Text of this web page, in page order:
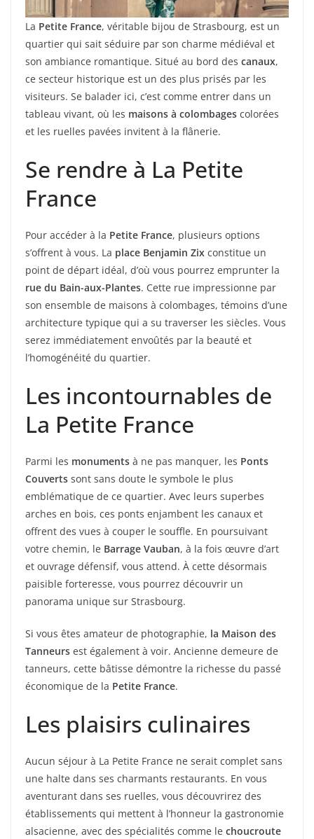
La Petite France, véritable bijou de Strasbourg, est un
quartier qui sait séduire par son charme médiéval et
son ambiance romantique. Situé au bord des canaux,
ce secteur historique est un des plus prisés par les
visiteurs. Se balader ici, c’est comme entrer dans un
tableau vivant, où les maisons à colombages colorées
et les ruelles pavées invitent à la flânerie.
Se rendre à La Petite
France
Pour accéder à la Petite France, plusieurs options
s’offrent à vous. La place Benjamin Zix constitue un
point de départ idéal, d’où vous pourrez emprunter la
rue du Bain-aux-Plantes. Cette rue impressionne par
son ensemble de maisons à colombages, témoins d’une
architecture typique qui a su traverser les siècles. Vous
serez immédiatement envoûtés par la beauté et
l’homogénéité du quartier.
Les incontournables de
La Petite France
Parmi les monuments à ne pas manquer, les Ponts
Couverts sont sans doute le symbole le plus
emblématique de ce quartier. Avec leurs superbes
arches en bois, ces ponts enjambent les canaux et
offrent des vues à couper le souffle. En poursuivant
votre chemin, le Barrage Vauban, à la fois œuvre d’art
et ouvrage défensif, vous attend. À cette désormais
paisible forteresse, vous pourrez découvrir un
panorama unique sur Strasbourg.
Si vous êtes amateur de photographie, la Maison des
Tanneurs est également à voir. Ancienne demeure de
tanneurs, cette bâtisse démontre la richesse du passé
économique de la Petite France.
Les plaisirs culinaires
Aucun séjour à La Petite France ne serait complet sans
une halte dans ses charmants restaurants. En vous
aventurant dans ses ruelles, vous découvrirez des
établissements qui mettent à l’honneur la gastronomie
alsacienne, avec des spécialités comme le choucroute